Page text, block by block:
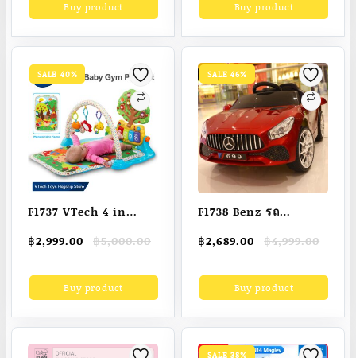
฿17,999.00.
฿6,999.00.Buy product
โทรศัพท์มือถือ
dealer
฿2,550.00.
฿2,540.00.Buy product
SALE 40%
F1737 VTech 4 in
Playset 4 in 1ของเล่น
Play Piano Gym Baby
month + Kick & Play
Piano Gym Infant
฿5,000.00
Original
was:
฿5,000.00.
฿2,999.00
Current
is:
฿2,999.00.Buy product
SALE 46%
F1738 Benz รถ
เล่นไฟฟ้า รถไฟฟ้าเด็ก
รีโมทบังคับ ต่อมือถึง
ป้ายBenz
฿4,999.00
Original
was:
฿4,999.00.
฿2,689.00
Current
is:
฿2,689.00.Buy product
SALE 38%